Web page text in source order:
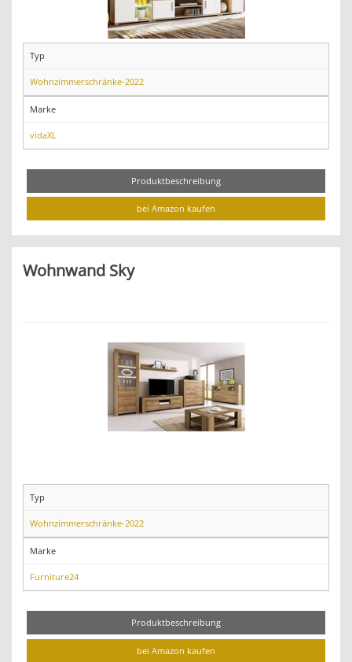
Typ
Wohnzimmerschränke-2022
Marke
vidaXL
Produktbeschreibung
bei Amazon kaufen
Wohnwand Sky
Typ
Wohnzimmerschränke-2022
Marke
Furniture24
Produktbeschreibung
bei Amazon kaufen